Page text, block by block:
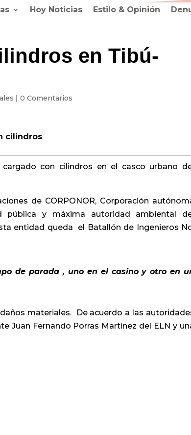
Hoy Noticias Estilo & Opinión
en Tibú-
|0 Comentarios
cilindros
con cilindros en el casco urbano
de CORPONOR, Corporación
y máxima autoridad ambiental
entidad queda el Batallón de Ingenieros
de parada , uno en el casino y otro en
materiales. De acuerdo a las
Juan Fernando Porras Martínez del ELN y